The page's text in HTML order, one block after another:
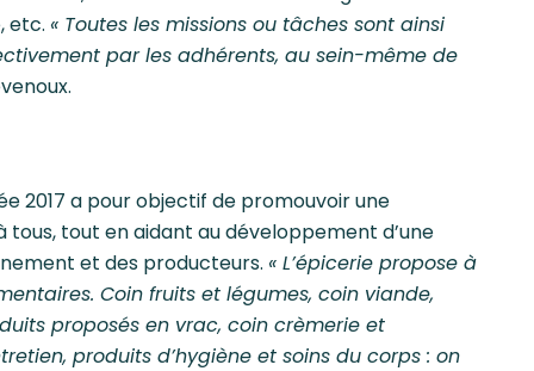
etc. « Toutes les missions ou tâches sont ainsi
par les adhérents, au sein-même de
2017 a pour objectif de promouvoir une
tout en aidant au développement d’une
et des producteurs. « L’épicerie propose à
Coin fruits et légumes, coin viande,
proposés en vrac, coin crèmerie et
produits d’hygiène et soins du corps : on